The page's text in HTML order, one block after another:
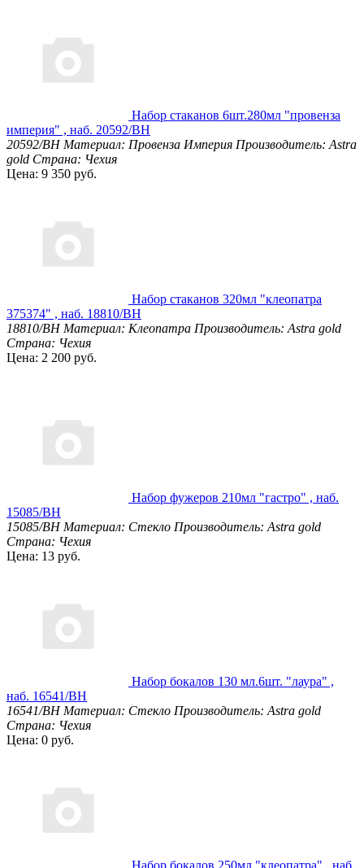
Набор стаканов 6шт.280мл "провенза
империя" , наб. 20592/BH
20592/BH Материал: Провенза Империя Производитель: Astra
gold Страна: Чехия
Цена: 9 350 руб.
Набор стаканов 320мл "клеопатра
375374" , наб. 18810/BH
18810/BH Материал: Клеопатра Производитель: Astra gold
Страна: Чехия
Цена: 2 200 руб.
Набор фужеров 210мл "гастро" , наб.
15085/BH
15085/BH Материал: Стекло Производитель: Astra gold
Страна: Чехия
Цена: 13 руб.
Набор бокалов 130 мл.6шт. "лаура" ,
наб. 16541/BH
16541/BH Материал: Стекло Производитель: Astra gold
Страна: Чехия
Цена: 0 руб.
Набор бокалов 250мл "клеопатра" , наб.